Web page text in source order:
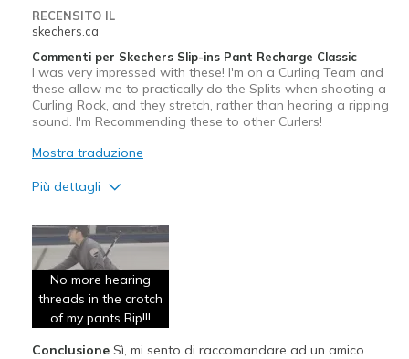
RECENSITO IL
skechers.ca
Commenti per Skechers Slip-ins Pant Recharge Classic
I was very impressed with these! I'm on a Curling Team and
these allow me to practically do the Splits when shooting a
Curling Rock, and they stretch, rather than hearing a ripping
sound. I'm Recommending these to other Curlers!
Mostra traduzione
Più dettagli
Attractive Design
Breathe Well
Comfortable
Durable
No more hearing
threads in the crotch
of my pants Rip!!!
ConclusioneSì, mi sento di raccomandare ad un amico